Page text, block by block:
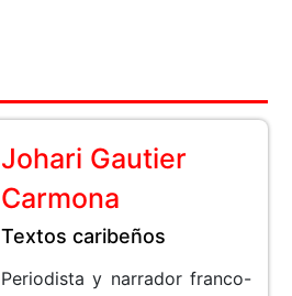
Johari Gautier
Carmona
Textos caribeños
Periodista y narrador franco-